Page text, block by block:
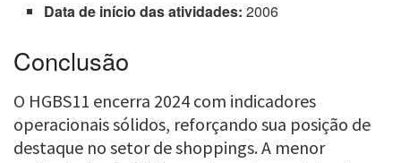
Data de início das atividades: 2006
Conclusão
O HGBS11 encerra 2024 com indicadores
operacionais sólidos, reforçando sua posição de
destaque no setor de shoppings. A menor